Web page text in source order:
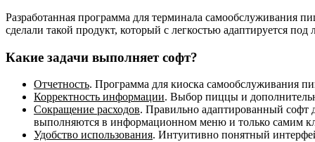
Разработанная программа для терминала самообслуживания
сделали такой продукт, который с легкостью адаптируется
Какие задачи выполняет софт?
Отчетность. Программа для киоска самообслуживания
Корректность информации. Выбор пиццы и
Сокращение расходов. Правильно адаптированный софт
выполняются в информационном меню и только самим
Удобство использования. Интуитивно понятный